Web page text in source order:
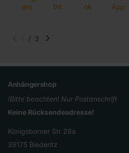
am
be
ok
App
/ 3
Anhängershop
!Bitte beachten! Nur Postanschrift
Keine Rücksendeadresse!
Königsborner Str 26a
39175 Biederitz